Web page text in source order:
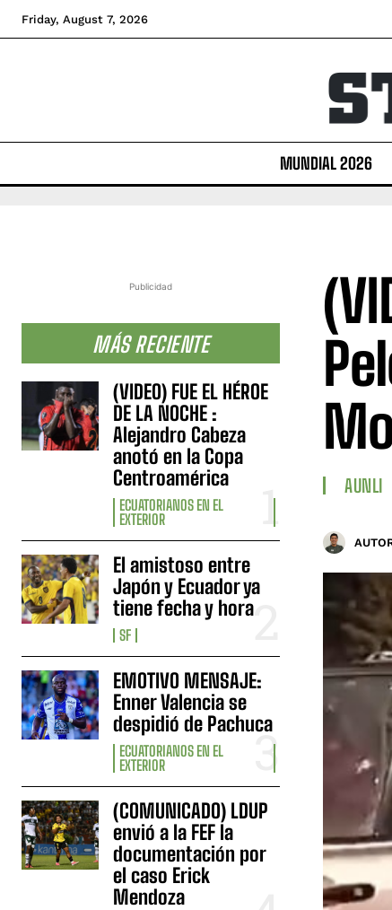
Friday, August 7, 2026
MUNDIAL 2026
Publicidad
MÁS RECIENTE
(VIDEO) FUE EL HÉROE
DE LA NOCHE :
Alejandro Cabeza
anotó en la Copa
Centroamérica
ECUATORIANOS EN EL
EXTERIOR
El amistoso entre
Japón y Ecuador ya
tiene fecha y hora
SF
EMOTIVO MENSAJE:
Enner Valencia se
despidió de Pachuca
ECUATORIANOS EN EL
EXTERIOR
(COMUNICADO) LDUP
envió a la FEF la
documentación por
el caso Erick
Mendoza
AUNLI